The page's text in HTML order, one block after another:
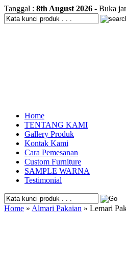
Tanggal : 8th August 2026 - Buka
Home
TENTANG KAMI
Gallery Produk
Kontak Kami
Cara Pemesanan
Custom Furniture
SAMPLE WARNA
Testimonial
Home » Almari Pakaian » Lemari